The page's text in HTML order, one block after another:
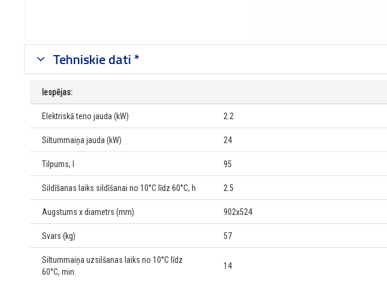
Tehniskie dati *
Iespējas:
Elektriskā teno jauda (kW) 2.2
Siltummaiņa jauda (kW) 24
Tilpums, l 95
Sildīšanas laiks sildīšanai no 10°C līdz 60°C, h 2.5
Augstums x diametrs (mm) 902x524
Svars (kg) 57
Siltummaiņa uzsilšanas laiks no 10°C līdz
60°C, min.
14